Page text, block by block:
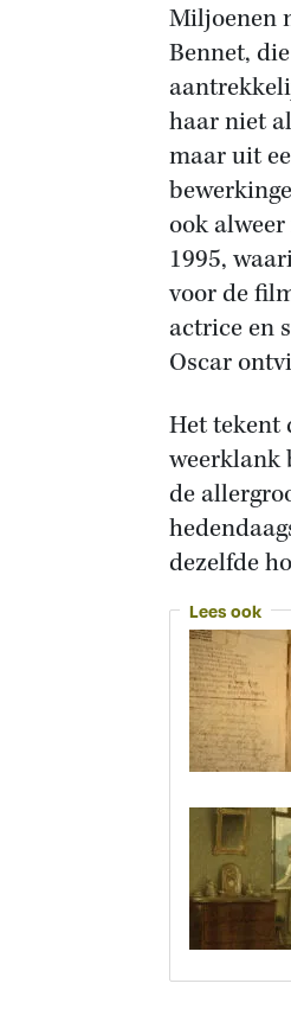
Miljoenen
Bennet,
haar niet
maar uit
ook
1995,
voor de
actrice en
Oscar
Het tekent
weerklank
de
dezelfde
Lees ook